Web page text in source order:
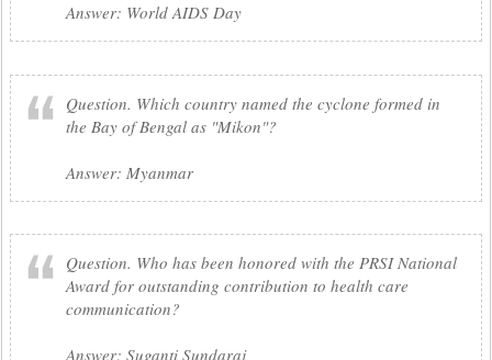
Answer: World AIDS Day
Question. Which country named the cyclone formed in
the Bay of Bengal as "Mikon"?
Answer: Myanmar
Question. Who has been honored with the PRSI National
Award for outstanding contribution to health care
communication?
Answer: Suganti Sundaraj